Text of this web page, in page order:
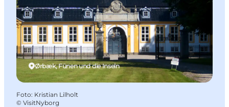
Ørbæk, Fünen und die Inseln
Foto: Kristian Lilholt
© VisitNyborg